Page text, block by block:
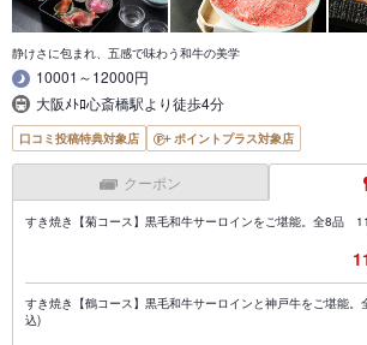
静けさに包まれ、五感で味わう和牛の美学
10001～12000円
大阪ﾒﾄﾛ心斎橋駅より徒歩4分
口コミ投稿特典対象店 ポイントプラス対象店
クーポン
すき焼き【菊コース】黒毛和牛サーロインをご堪能。全8品
すき焼き【鶴コース】黒毛和牛サーロインと神戸牛をご堪能
込)